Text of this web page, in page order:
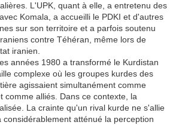
L'UPK, quant à elle, a entretenu des
Komala, a accueilli le PDKI et d'autres
sur son territoire et a parfois soutenu
contre Téhéran, même lors de
iranien.
années 1980 a transformé le Kurdistan
complexe où les groupes kurdes des
agissaient simultanément comme
comme alliés. Dans ce contexte, la
La crainte qu'un rival kurde ne s'allie
considérablement atténué la perception